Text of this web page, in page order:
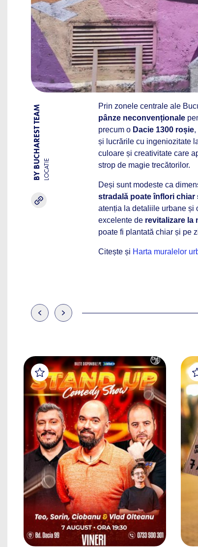
BY BUCHAREST TEAM LOCATIE
Prin zonele centrale ale
pânze neconvenționale
precum o Dacie 1300 roșie,
și lucrările cu ingeniozitate
culoare și creativitate care
strop de magie trecătorilor.
Deși sunt modeste ca
stradală poate înflori
atenția la detaliile urbane și
excelente de revitalizare la
poate fi plantată chiar și pe
Citește și Harta muralelor